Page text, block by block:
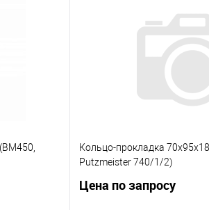
Кольцо-прокладка
Putzmeister 740/1/2)
Цена по запросу